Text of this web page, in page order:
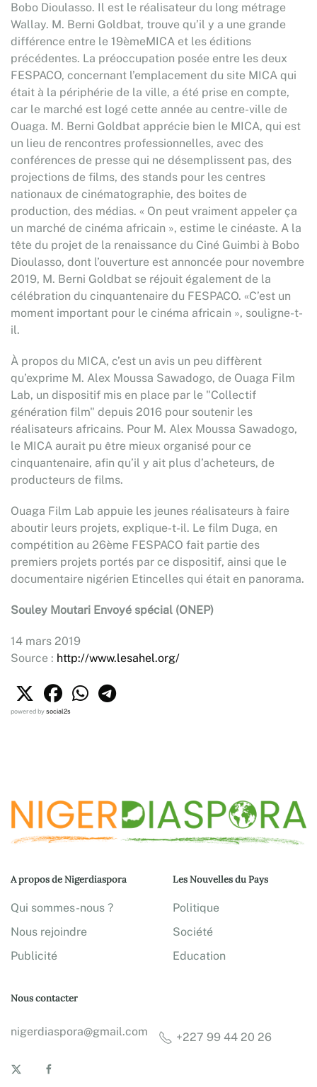
Bobo Dioulasso. Il est le réalisateur du long métrage
Wallay. M. Berni Goldbat, trouve qu’il y a une grande
différence entre le 19èmeMICA et les éditions
précédentes. La préoccupation posée entre les deux
FESPACO, concernant l’emplacement du site MICA qui
était à la périphérie de la ville, a été prise en compte,
car le marché est logé cette année au centre-ville de
Ouaga. M. Berni Goldbat apprécie bien le MICA, qui est
un lieu de rencontres professionnelles, avec des
conférences de presse qui ne désemplissent pas, des
projections de films, des stands pour les centres
nationaux de cinématographie, des boites de
production, des médias. « On peut vraiment appeler ça
un marché de cinéma africain », estime le cinéaste. A la
tête du projet de la renaissance du Ciné Guimbi à Bobo
Dioulasso, dont l’ouverture est annoncée pour novembre
2019, M. Berni Goldbat se réjouit également de la
célébration du cinquantenaire du FESPACO. «C’est un
moment important pour le cinéma africain », souligne-t-
il.
À propos du MICA, c’est un avis un peu diffèrent
qu’exprime M. Alex Moussa Sawadogo, de Ouaga Film
Lab, un dispositif mis en place par le "Collectif
génération film" depuis 2016 pour soutenir les
réalisateurs africains. Pour M. Alex Moussa Sawadogo,
le MICA aurait pu être mieux organisé pour ce
cinquantenaire, afin qu’il y ait plus d’acheteurs, de
producteurs de films.
Ouaga Film Lab appuie les jeunes réalisateurs à faire
aboutir leurs projets, explique-t-il. Le film Duga, en
compétition au 26ème FESPACO fait partie des
premiers projets portés par ce dispositif, ainsi que le
documentaire nigérien Etincelles qui était en panorama.
Souley Moutari Envoyé spécial (ONEP)
14 mars 2019
Source : http://www.lesahel.org/
powered bysocial2s
A propos de Nigerdiaspora
Qui sommes-nous ?
Nous rejoindre
Publicité
Les Nouvelles du Pays
Politique
Société
Education
Nous contacter
nigerdiaspora@gmail.com +227 99 44 20 26